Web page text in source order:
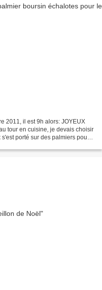
2011, il est 9h alors: JOYEUX
tour en cuisine, je devais choisir
porté sur des palmiers pour